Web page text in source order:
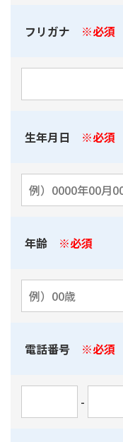
フリガナ ※必須
生年月日 ※必須
年齢 ※必須
電話番号 ※必須
-